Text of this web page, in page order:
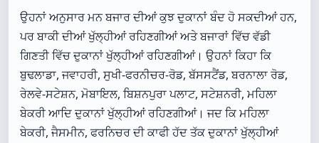
ਉਹਨਾਂ ਅਨੁਸਾਰ ਮਨ ਬਜਾਰ ਦੀਆਂ ਕੁਝ ਦੁਕਾਨਾਂ ਬੰਦ ਹੋ ਸਕਦੀਆਂ ਹਨ,
ਪਰ ਬਾਕੀ ਦੀਆਂ ਖੁੱਲ੍ਹੀਆਂ ਰਹਿਣਗੀਆਂ ਅਤੇ ਬਜਾਰਾਂ ਵਿੱਚ ਵੱਡੀ
ਗਿਣਤੀ ਵਿੱਚ ਦੁਕਾਨਾਂ ਖੁੱਲ੍ਹੀਆਂ ਰਹਿਣਗੀਆਂ। ਉਹਨਾਂ ਕਿਹਾ ਕਿ
ਬੁਢਲਾਡਾ, ਜਵਾਹਰੀ, ਸੁਖੀ-ਫਰਨੀਚਰ-ਰੋਡ, ਬੱਸਸਟੈਂਡ, ਬਰਨਾਲਾ ਰੋਡ,
ਰੇਲਵੇ-ਸਟੇਸ਼ਨ, ਮੋਬਾਇਲ, ਬਿਸ਼ਨਪੁਰਾ ਪਲਾਟ, ਸਟੇਸ਼ਨਰੀ, ਮਹਿਲਾ
ਬੇਕਰੀ ਆਦਿ ਦੁਕਾਨਾਂ ਖੁੱਲ੍ਹੀਆਂ ਰਹਿਣਗੀਆਂ। ਜਦ ਕਿ ਮਹਿਲਾ
ਬੇਕਰੀ, ਜੈਸਮੀਨ, ਫਰਨਿਚਰ ਦੀ ਕਾਫੀ ਹੱਦ ਤੱਕ ਦੁਕਾਨਾਂ ਖੁੱਲ੍ਹੀਆਂ